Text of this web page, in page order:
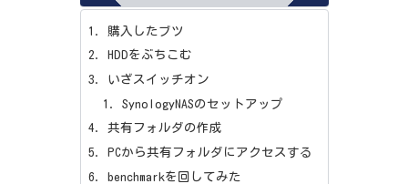
購入したブツ
HDDをぶちこむ
いざスイッチオン
SynologyNASのセットアップ
共有フォルダの作成
PCから共有フォルダにアクセスする
benchmarkを回してみた